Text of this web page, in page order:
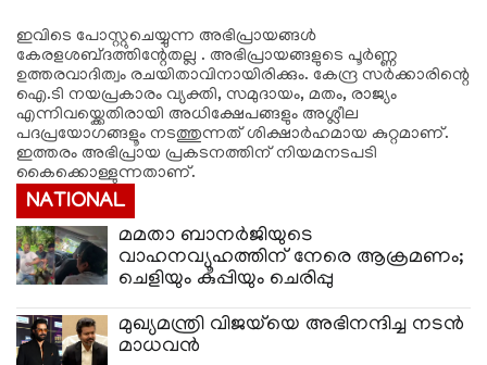
ഇവിടെ പോസ്റ്റുചെയ്യുന്ന അഭിപ്രായങ്ങള്‍
കേരളശബ്‌ദത്തിന്റേതല്ല . അഭിപ്രായങ്ങളുടെ പൂര്‍ണ്ണ
ഉത്തരവാദിത്വം രചയിതാവിനായിരിക്കും. കേന്ദ്ര സർക്കാരിന്റെ
ഐ.ടി നയപ്രകാരം വ്യക്തി, സമുദായം, മതം, രാജ്യം
എന്നിവയ്ക്കെതിരായി അധിക്ഷേപങ്ങളും അശ്ലീല
പദപ്രയോഗങ്ങളൂം നടത്തുന്നത് ശിക്ഷാര്‍ഹമായ കുറ്റമാണ്.
ഇത്തരം അഭിപ്രായ പ്രകടനത്തിന് നിയമനടപടി
കൈക്കൊള്ളുന്നതാണ്.
NATIONAL
മമതാ ബാനർജിയുടെ
വാഹനവ്യൂഹത്തിന് നേരെ ആക്രമണം;
ചെളിയും കുപ്പിയും ചെരിപ്പു
മുഖ്യമന്ത്രി വിജയ്‌യെ അഭിനന്ദിച്ച നടൻ
മാധവൻ